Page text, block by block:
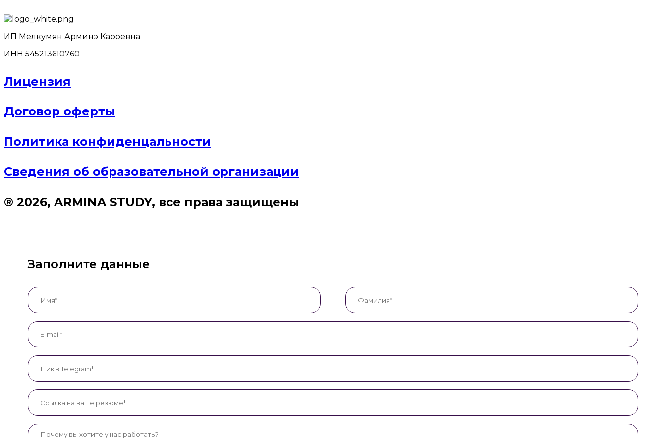
ИП Мелкумян Арминэ Кароевна
ИНН 545213610760
Лицензия
Договор оферты
Политика конфиденцальности
Сведения об образовательной организации
® 2026, ARMINA STUDY, все права защищены
Заполните данные